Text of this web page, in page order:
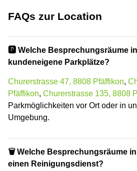
FAQs zur Location
🅿️ Welche Besprechungsräume
kundeneigene Parkplätze?
Churerstrasse 47, 8808 Pfäffikon,
Pfäffikon, Churerstrasse 135, 8808
Parkmöglichkeiten vor Ort oder in
Umgebung.
🗑 Welche Besprechungsräume
einen Reinigungsdienst?